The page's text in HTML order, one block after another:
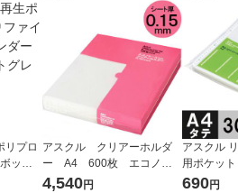
リプロ
ック
ホワ
アスクル クリアーホルダ
ー A4 600枚 エコノミ
ースリム ファイル オリジ
4,540円
アスクル
用ポケッ
さ0.06mm 1
690円